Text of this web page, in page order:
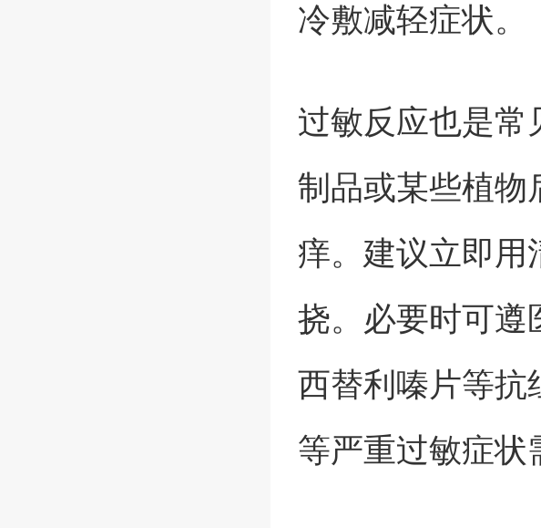
冷敷减轻症状。
过敏反应也是常
制品或某些植物
痒。建议立即用
挠。必要时可遵
西替利嗪片等抗
等严重过敏症状